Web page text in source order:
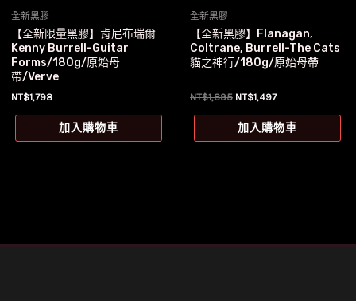
全新黑膠
【全新限量黑膠】肯尼布瑞爾
Kenny Burrell-Guitar
Forms/180g/原始母
帶/Verve
NT$1,798
加入購物車
全新黑膠
【全新黑膠】Flanagan,
Coltrane, Burrell-The Cats
貓之神行/180g/原始母帶
NT$1,895 原
價
格：
NT$1,497目
價
格：
加入購物車